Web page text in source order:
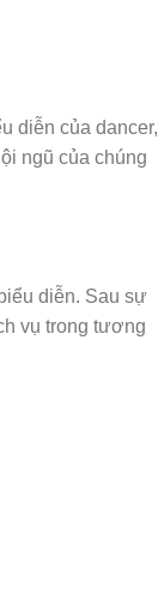
diễn của dancer,
ngũ của chúng
diễn. Sau sự
vụ trong tương